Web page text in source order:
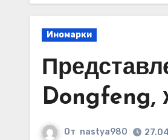
Иномарки
Dongfeng,
От nastya980